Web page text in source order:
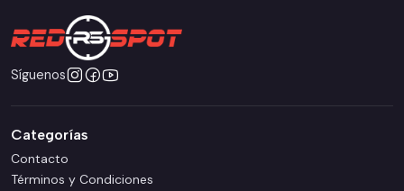
Síguenos
Categorías
Contacto
Términos y Condiciones